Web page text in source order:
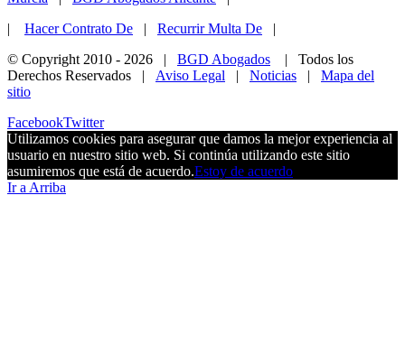
| Hacer Contrato De | Recurrir Multa De |
© Copyright 2010 - 2026 | BGD Abogados | Todos los
Derechos Reservados | Aviso Legal | Noticias | Mapa del
sitio
FacebookTwitter
Utilizamos cookies para asegurar que damos la mejor experiencia al
usuario en nuestro sitio web. Si continúa utilizando este sitio
asumiremos que está de acuerdo.Estoy de acuerdo
Ir a Arriba